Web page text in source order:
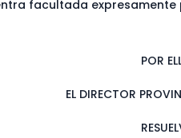
facultada
POR
EL DIRECTOR